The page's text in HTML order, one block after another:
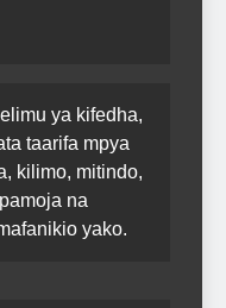
ya kifedha,
taarifa mpya
kilimo, mitindo,
na
yako.